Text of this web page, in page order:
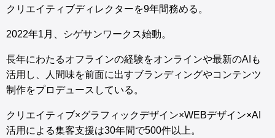
クリエイティブディレクターを9年間務める。
2022年1月、シゲサンワークス始動。
長年にわたるオフラインの経験をオンラインや最新のAIも
活用し、人間味を前面に出すブランディングやコンテンツ
制作をプロデュースしている。
クリエイティブ×グラフィックデザイン×WEBデザイン×AI
活用による集客支援は30年間で500件以上。